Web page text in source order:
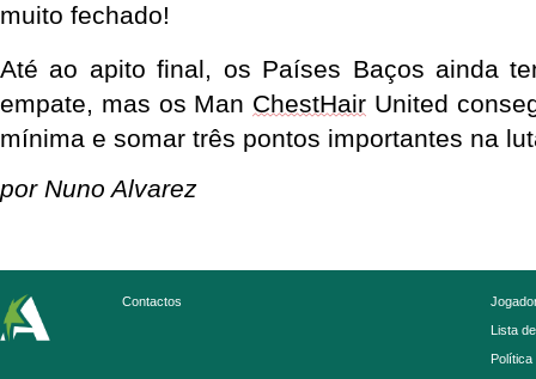
muito fechado!
Até ao apito final, os Países Baços ainda
empate, mas os Man ChestHair United
mínima e somar três pontos importantes na
por Nuno Alvarez
Contactos
Lista
Política